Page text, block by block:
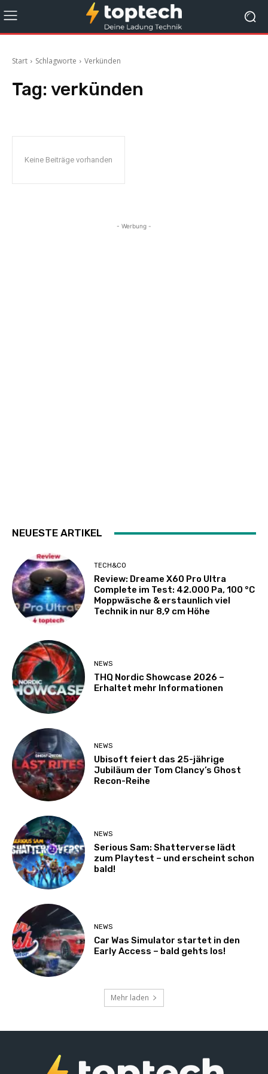
Start Schlagworte Verkünden
Tag: verkünden
Keine Beiträge vorhanden
- Werbung -
NEUESTE ARTIKEL
TECH&CO
Review: Dreame X60 Pro Ultra
Complete im Test: 42.000 Pa, 100 °C
Moppwäsche & erstaunlich viel
Technik in nur 8,9 cm Höhe
NEWS
THQ Nordic Showcase 2026 –
Erhaltet mehr Informationen
NEWS
Ubisoft feiert das 25-jährige
Jubiläum der Tom Clancy’s Ghost
Recon-Reihe
NEWS
Serious Sam: Shatterverse lädt
zum Playtest – und erscheint schon
bald!
NEWS
Car Was Simulator startet in den
Early Access – bald gehts los!
Mehr laden